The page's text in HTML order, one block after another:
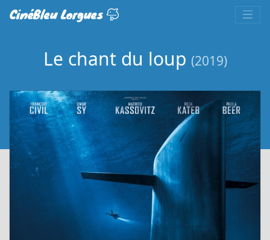
CinéBleu Lorgues
Le chant du loup (2019)